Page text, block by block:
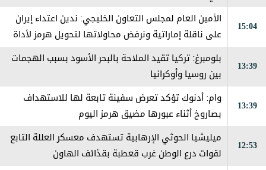
15:04
الأمين العام لمجلس التعاون الخليجي: ندين اعتداء إيران
على ناقلة إماراتية ونرفض محاولاتها لتحويل هرمز لأداة
13:39
بلومبرغ: تركيا تقيد الملاحة بالبحر الأسود بسبب الهجمات
بين روسيا وأوكرانيا
13:39
وام: أدنوك تؤكد تعرض سفينة تابعة لها للاستهداف
بصاروخ أثناء عبورها مضيق هرمز اليوم
12:53
ميليشيا الحوثي الإرهابية تستهدف معسكر العللة التابع
لقوات درع الوطن غرب قعطبة بقذائف الهاون